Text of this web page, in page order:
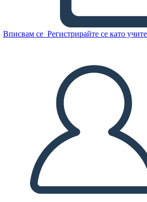
Вписвам се Регистрирайте се като
този Storyboard
НА СЛАЙДШОУ
ЧЕТИ МИ